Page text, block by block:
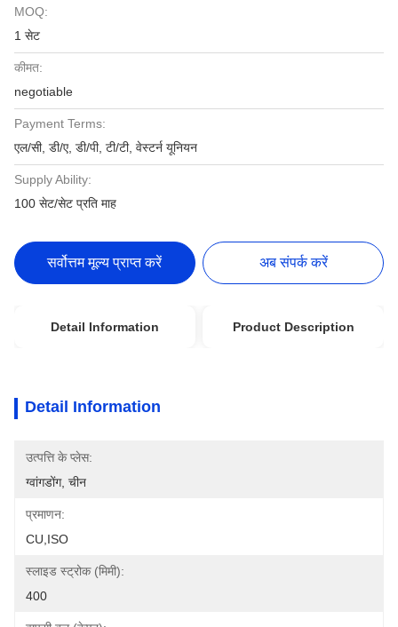
MOQ:
1 सेट
कीमत:
negotiable
Payment Terms:
एल/सी, डी/ए, डी/पी, टी/टी, वेस्टर्न यूनियन
Supply Ability:
100 सेट/सेट प्रति माह
सर्वोत्तम मूल्य प्राप्त करें अब संपर्क करें
Detail Information Product Description
Detail Information
उत्पत्ति के प्लेस:
ग्वांगडोंग, चीन
प्रमाणन:
CU,ISO
स्लाइड स्ट्रोक (मिमी):
400